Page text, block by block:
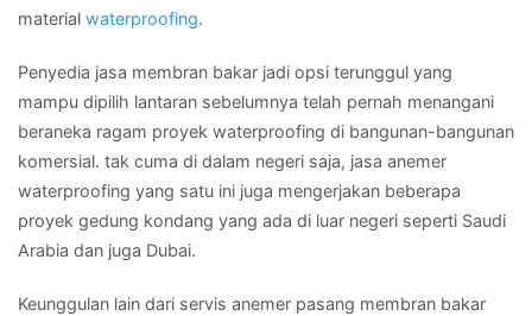
material waterproofing.
Penyedia jasa membran bakar jadi opsi terunggul yang
mampu dipilih lantaran sebelumnya telah pernah menangani
beraneka ragam proyek waterproofing di bangunan-bangunan
komersial. tak cuma di dalam negeri saja, jasa anemer
waterproofing yang satu ini juga mengerjakan beberapa
proyek gedung kondang yang ada di luar negeri seperti Saudi
Arabia dan juga Dubai.
Keunggulan lain dari servis anemer pasang membran bakar